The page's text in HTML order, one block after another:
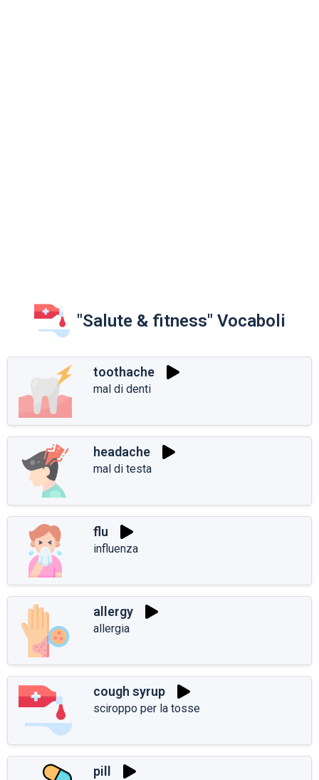
"Salute & fitness" Vocaboli
toothache
mal di denti
headache
mal di testa
flu
influenza
allergy
allergia
cough syrup
sciroppo per la tosse
pill